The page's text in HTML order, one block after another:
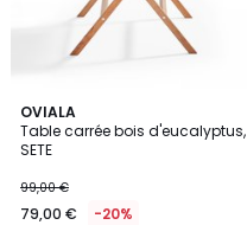
OVIALA
Table carrée bois d'eucalyptus,
SETE
99,00 €
79,00 € -20%